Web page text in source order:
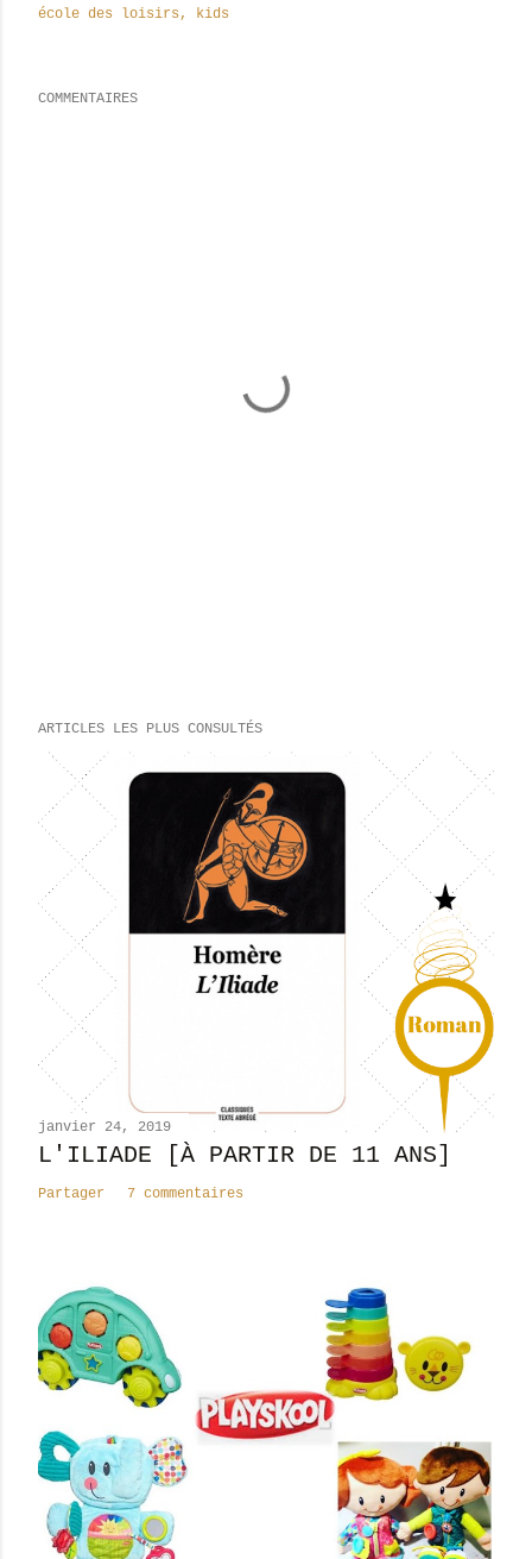
école des loisirs
kids
COMMENTAIRES
ARTICLES LES PLUS CONSULTÉS
janvier 24, 2019
L'ILIADE [À PARTIR DE 11 ANS]
Partager 7 commentaires